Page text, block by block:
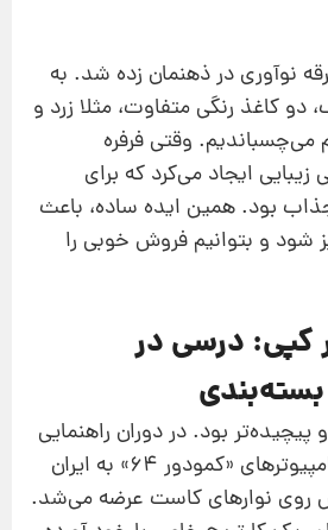
نوآوری در ذهنمان زده شد. به
دو کاغذ رنگی متفاوت، مثلا زرد و
می‌چسباندیم. وقتی فرفره
ایجاد می‌کرد که برای
بود. همین ایده ساده، باعث
و بتوانیم فروش خوبی را
کپی: درسی در
بود. در دوران راهنمایی
یا اوایل دبیرستان، کامپیوترهای «کمودور ۶۴» به ایران
روی نوارهای کاست عرضه می‌شد.